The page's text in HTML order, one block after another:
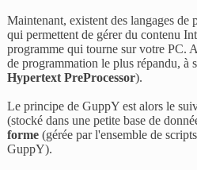
Maintenant, existent des langages de
qui permettent de gérer du contenu
programme qui tourne sur votre PC.
de programmation le plus répandu, à
Hypertext PreProcessor).
Le principe de GuppY est alors le
(stocké dans une petite base de
forme (gérée par l'ensemble de
GuppY).